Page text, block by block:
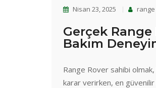
Nisan 23, 2025 range
Gerçek
Bakım
Range Rover sahibi olmak,
karar verirken, en güvenilir